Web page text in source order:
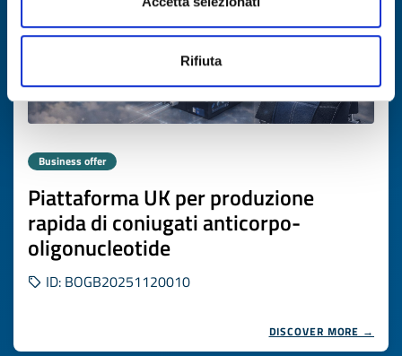
Rifiuta
Business offer
Piattaforma UK per produzione
rapida di coniugati anticorpo-
oligonucleotide
ID: BOGB20251120010
DISCOVER MORE →